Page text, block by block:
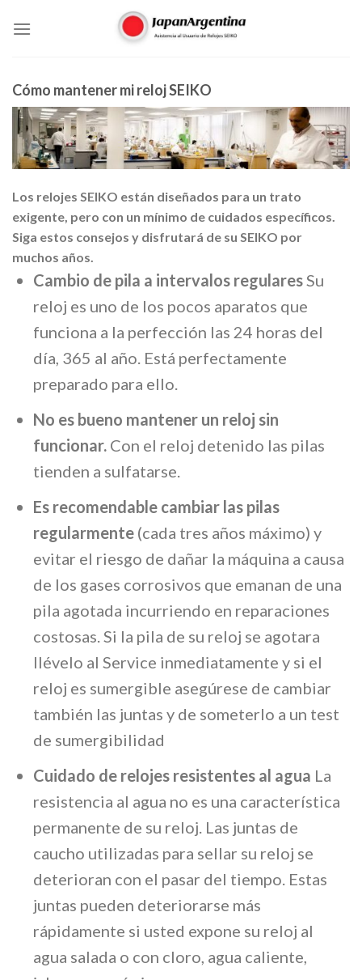
Cómo mantener mi reloj SEIKO
Los relojes SEIKO están diseñados para un trato
exigente, pero con un mínimo de cuidados específicos.
Siga estos consejos y disfrutará de su SEIKO por
muchos años.
Cambio de pila a intervalos regularesSu
reloj es uno de los pocos aparatos que
funciona a la perfección las 24 horas del
día, 365 al año. Está perfectamente
preparado para ello.
No es bueno mantener un reloj sin
funcionar. Con el reloj detenido las pilas
tienden a sulfatarse.
Es recomendable cambiar las pilas
regularmente (cada tres años máximo) y
evitar el riesgo de dañar la máquina a causa
de los gases corrosivos que emanan de una
pila agotada incurriendo en reparaciones
costosas. Si la pila de su reloj se agotara
llévelo al Service inmediatamente y si el
reloj es sumergible asegúrese de cambiar
también las juntas y de someterlo a un test
de sumergibilidad
Cuidado de relojes resistentes al agua La
resistencia al agua no es una característica
permanente de su reloj. Las juntas de
caucho utilizadas para sellar su reloj se
deterioran con el pasar del tiempo. Estas
juntas pueden deteriorarse más
rápidamente si usted expone su reloj al
agua salada o con cloro, agua caliente,